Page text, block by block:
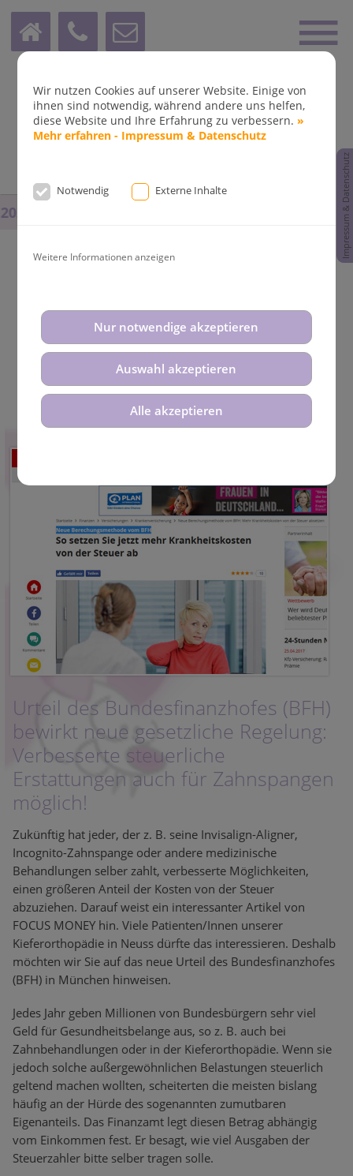
Wir nutzen Cookies auf unserer Website. Einige von
ihnen sind notwendig, während andere uns helfen,
diese Website und Ihre Erfahrung zu verbessern.»
Mehr erfahren - Impressum & Datenschutz
Notwendig Externe Inhalte
Weitere Informationen anzeigen
Nur notwendige akzeptieren
Auswahl akzeptieren
Alle akzeptieren
Impressum & Datenschutz
Aktuelle News aus der
Kieferorthopädie Dr. Fleddermann
Urteil des Bundesfinanzhofes (BFH)
bewirkt neue gesetzliche Regelung:
Verbesserte steuerliche
Erstattungen auch für Zahnspangen
möglich!
Zukünftig hat jeder, der z. B. seine Invisalign-Aligner,
Incognito-Zahnspange oder andere medizinische
Behandlungen selber zahlt, verbesserte Möglichkeiten,
einen größeren Anteil der Kosten von der Steuer
abzuziehen. Darauf weist ein interessanter Artikel von
FOCUS MONEY hin. Viele Patienten/Innen unserer
Kieferorthopädie in Neuss dürfte das interessieren. Deshalb
möchten wir Sie auf das neue Urteil des Bundesfinanzhofes
(BFH) in München hinweisen.
Jedes Jahr geben Millionen von Bundesbürgern sehr viel
Geld für Gesundheitsbelange aus, so z. B. auch bei
Zahnbehandlungen oder in der Kieferorthopädie. Wenn sie
jedoch solche außergewöhnlichen Belastungen steuerlich
geltend machen wollten, scheiterten die meisten bislang
häufig an der Hürde des sogenannten zumutbaren
Eigenanteils. Das Finanzamt legt diesen Betrag abhängig
vom Einkommen fest. Er besagt, wie viel Ausgaben der
Steuerzahler bitte selber tragen solle.